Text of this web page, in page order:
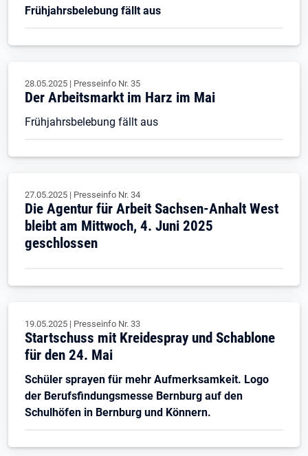
Frühjahrsbelebung fällt aus
28.05.2025 | Presseinfo Nr. 35
Der Arbeitsmarkt im Harz im Mai
Frühjahrsbelebung fällt aus
27.05.2025 | Presseinfo Nr. 34
Die Agentur für Arbeit Sachsen-Anhalt West
bleibt am Mittwoch, 4. Juni 2025
geschlossen
19.05.2025 | Presseinfo Nr. 33
Startschuss mit Kreidespray und Schablone
für den 24. Mai
Schüler sprayen für mehr Aufmerksamkeit. Logo
der Berufsfindungsmesse Bernburg auf den
Schulhöfen in Bernburg und Könnern.